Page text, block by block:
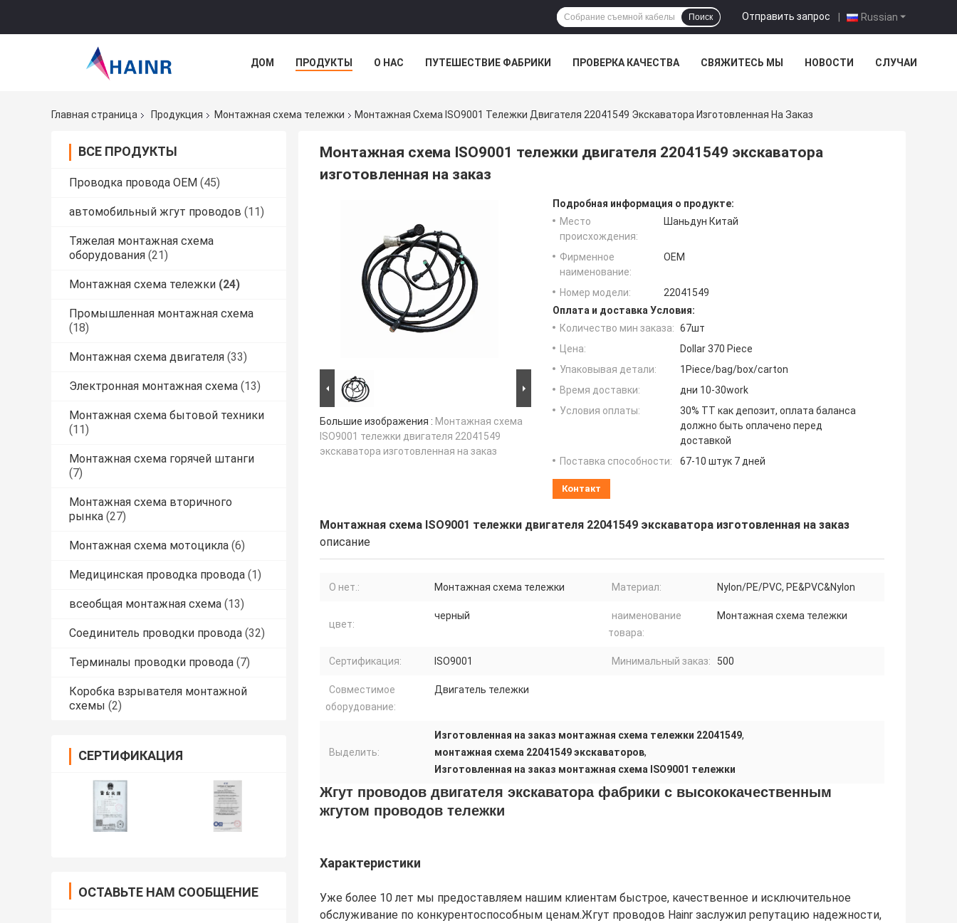
Russian
Отправить запрос |
Поиск
ДОМ ПРОДУКТЫ О НАС ПУТЕШЕСТВИЕ ФАБРИКИ ПРОВЕРКА КАЧЕСТВА СВЯЖИТЕСЬ МЫ НОВОСТИ СЛУЧАИ
Главная страница Продукция Монтажная схема тележки Монтажная Схема ISO9001 Тележки Двигателя 22041549 Экскаватора Изготовленная На Заказ
ВСЕ ПРОДУКТЫ
Проводка провода OEM (45)
автомобильный жгут проводов (11)
Тяжелая монтажная схема
оборудования (21)
Монтажная схема тележки (24)
Промышленная монтажная схема
(18)
Монтажная схема двигателя (33)
Электронная монтажная схема (13)
Монтажная схема бытовой техники
(11)
Монтажная схема горячей штанги
(7)
Монтажная схема вторичного
рынка (27)
Монтажная схема мотоцикла (6)
Медицинская проводка провода (1)
всеобщая монтажная схема (13)
Соединитель проводки провода (32)
Терминалы проводки провода (7)
Коробка взрывателя монтажной
схемы (2)
СЕРТИФИКАЦИЯ
ОСТАВЬТЕ НАМ СООБЩЕНИЕ
Монтажная схема ISO9001 тележки двигателя 22041549 экскаватора
изготовленная на заказ
Большие изображения : Монтажная схема
ISO9001 тележки двигателя 22041549
экскаватора изготовленная на заказ
Подробная информация о продукте:
Место
происхождения:
Шаньдун Китай
Фирменное
наименование:
OEM
Номер модели:
22041549
Оплата и доставка Условия:
Количество мин заказа: 67шт
Цена:
Dollar 370 Piece
Упаковывая детали:
1Piece/bag/box/carton
Время доставки:
дни 10-30work
Условия оплаты:
30% TT как депозит, оплата баланса
должно быть оплачено перед
доставкой
Поставка способности:
67-10 штук 7 дней
Контакт
Монтажная схема ISO9001 тележки двигателя 22041549 экскаватора изготовленная на заказ
описание
О нет.: Монтажная схема тележки Материал: Nylon/PE/PVC, PE&PVC&Nylon
цвет:
черный
наименование
товара:
Монтажная схема тележки
Сертификация: ISO9001 Минимальный заказ: 500
Совместимое
оборудование:
Двигатель тележки
Выделить:
Изготовленная на заказ монтажная схема тележки 22041549,
монтажная схема 22041549 экскаваторов,
Изготовленная на заказ монтажная схема ISO9001 тележки
Жгут проводов двигателя экскаватора фабрики с высококачественным
жгутом проводов тележки
Характеристики
Уже более 10 лет мы предоставляем нашим клиентам быстрое, качественное и исключительное
обслуживание по конкурентоспособным ценам.Жгут проводов Hainr заслужил репутацию надежности,